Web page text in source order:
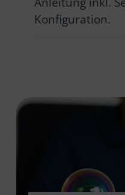
Konfiguration.